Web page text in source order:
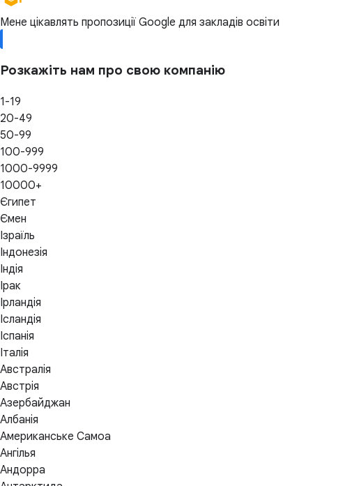
Мене цікавлять пропозиції Google для закладів освіти
Розкажіть нам про свою компанію
1-19
20-49
50-99
100-999
1000-9999
10000+
Єгипет
Ємен
Ізраїль
Індонезія
Індія
Ірак
Ірландія
Ісландія
Іспанія
Італія
Австралія
Австрія
Азербайджан
Албанія
Американське Самоа
Ангілья
Андорра